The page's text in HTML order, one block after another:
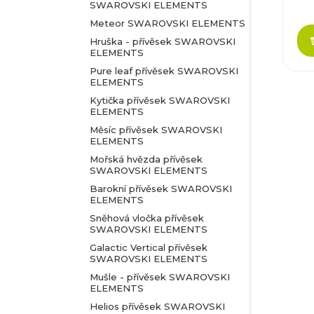
SWAROVSKI ELEMENTS
Meteor SWAROVSKI ELEMENTS
Hruška - přívěsek SWAROVSKI
ELEMENTS
Pure leaf přívěsek SWAROVSKI
ELEMENTS
Kytička přívěsek SWAROVSKI
ELEMENTS
Měsíc přívěsek SWAROVSKI
ELEMENTS
Mořská hvězda přívěsek
SWAROVSKI ELEMENTS
Barokní přívěsek SWAROVSKI
ELEMENTS
Sněhová vločka přívěsek
SWAROVSKI ELEMENTS
Galactic Vertical přívěsek
SWAROVSKI ELEMENTS
Mušle - přívěsek SWAROVSKI
ELEMENTS
Helios přívěsek SWAROVSKI